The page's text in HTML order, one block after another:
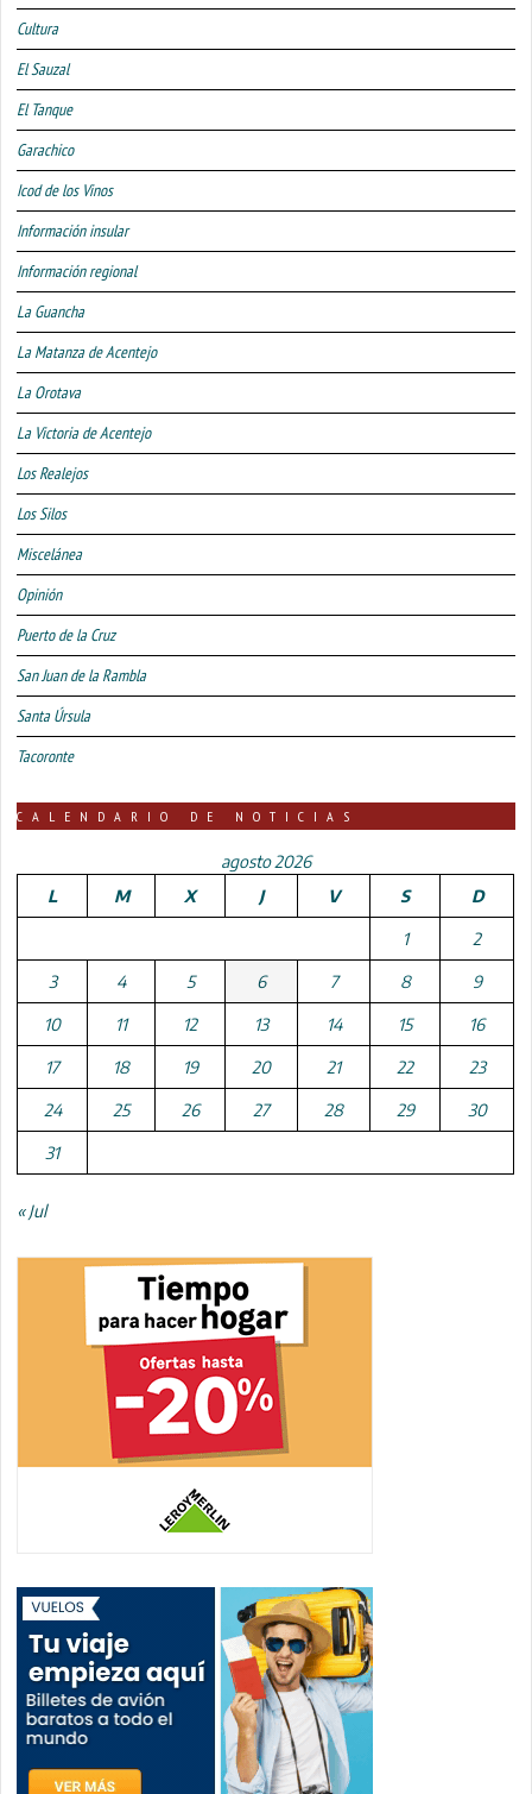
Cultura
El Sauzal
El Tanque
Garachico
Icod de los Vinos
Información insular
Información regional
La Guancha
La Matanza de Acentejo
La Orotava
La Victoria de Acentejo
Los Realejos
Los Silos
Miscelánea
Opinión
Puerto de la Cruz
San Juan de la Rambla
Santa Úrsula
Tacoronte
CALENDARIO DE NOTICIAS
agosto 2026
L
M X J V S D
1 2
3 4 5 6 7 8 9
10 11 12 13 14 15 16
17 18 19 20 21 22 23
24 25 26 27 28 29 30
31
« Jul